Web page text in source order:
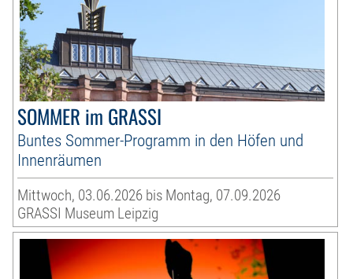
SOMMER im GRASSI
Buntes Sommer-Programm in den Höfen und
Innenräumen
Mittwoch, 03.06.2026 bis Montag, 07.09.2026
GRASSI Museum Leipzig